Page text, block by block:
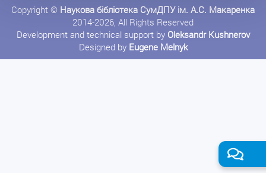
Copyright © Наукова бібліотека СумДПУ ім. А.С. Макаренка
2014-2026, All Rights Reserved
Development and technical support by Oleksandr Kushnerov
Designed by Eugene Melnyk